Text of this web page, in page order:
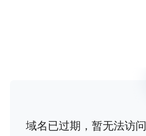
域名已过期，暂无法访问